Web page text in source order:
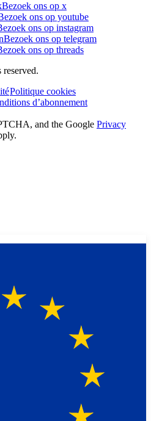
Bezoek ons op x
ons op youtube
ons op instagram
Bezoek ons op telegram
ons op threads
Politique cookies
d’abonnement
and the Google Privacy